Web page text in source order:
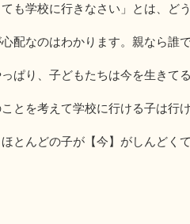
ても学校に行きなさい」とは、ど
配なのはわかります。親なら誰
ぱり、子どもたちは今を生きて
とを考えて学校に行ける子は行け
とんどの子が【今】がしんどく